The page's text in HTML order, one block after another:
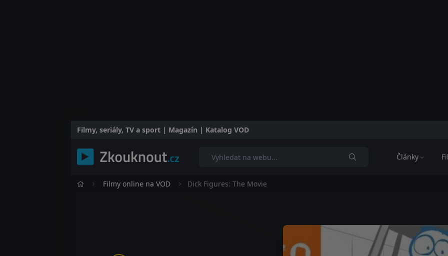
Filmy, seriály, TV a sport | Magazín | Katalog VOD
Články
Filmy online na VOD Dick Figures: The Movie